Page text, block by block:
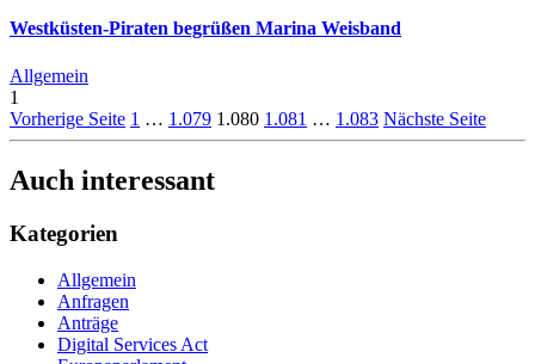
Westküsten-Piraten begrüßen Marina Weisband
Allgemein
1
Vorherige Seite 1 … 1.079 1.080 1.081 … 1.083 Nächste Seite
Auch interessant
Kategorien
Allgemein
Anfragen
Anträge
Digital Services Act